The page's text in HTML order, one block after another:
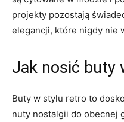
projekty pozostają
elegancji, które nigdy nie
Jak nosić buty
Buty w stylu retro to
nuty nostalgii do obecnej